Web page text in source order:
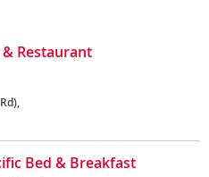
Restaurant
Bed & Breakfast